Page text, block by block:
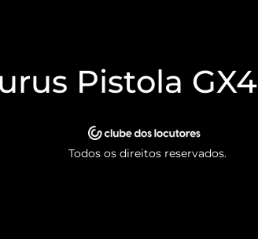
Pistola GX4
Todos os direitos reservados.